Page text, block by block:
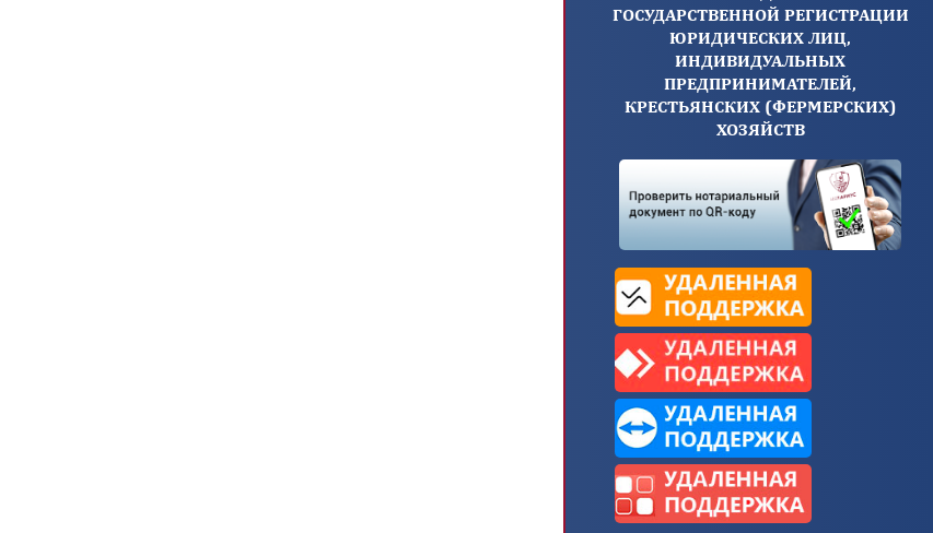
ГОСУДАРСТВЕННОЙ РЕГИСТРАЦИИ
ЮРИДИЧЕСКИХ ЛИЦ,
ИНДИВИДУАЛЬНЫХ
ПРЕДПРИНИМАТЕЛЕЙ,
КРЕСТЬЯНСКИХ (ФЕРМЕРСКИХ)
ХОЗЯЙСТВ